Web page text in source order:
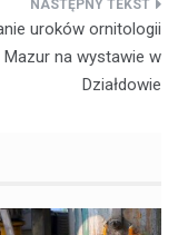
uroków ornitologii
Mazur na wystawie w
Działdowie